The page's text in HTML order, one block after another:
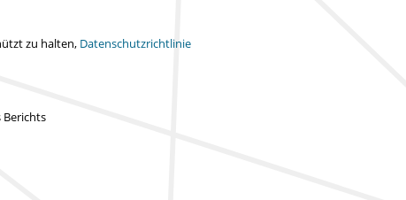
zu halten, Datenschutzrichtlinie
Berichts